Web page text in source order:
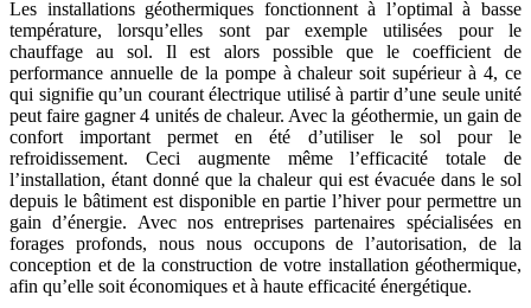
Les installations géothermiques fonctionnent à l’optimal à basse
température, lorsqu’elles sont par exemple utilisées pour le
chauffage au sol. Il est alors possible que le coefficient de
performance annuelle de la pompe à chaleur soit supérieur à 4, ce
qui signifie qu’un courant électrique utilisé à partir d’une seule unité
peut faire gagner 4 unités de chaleur. Avec la géothermie, un gain de
confort important permet en été d’utiliser le sol pour le
refroidissement. Ceci augmente même l’efficacité totale de
l’installation, étant donné que la chaleur qui est évacuée dans le sol
depuis le bâtiment est disponible en partie l’hiver pour permettre un
gain d’énergie. Avec nos entreprises partenaires spécialisées en
forages profonds, nous nous occupons de l’autorisation, de la
conception et de la construction de votre installation géothermique,
afin qu’elle soit économiques et à haute efficacité énergétique.